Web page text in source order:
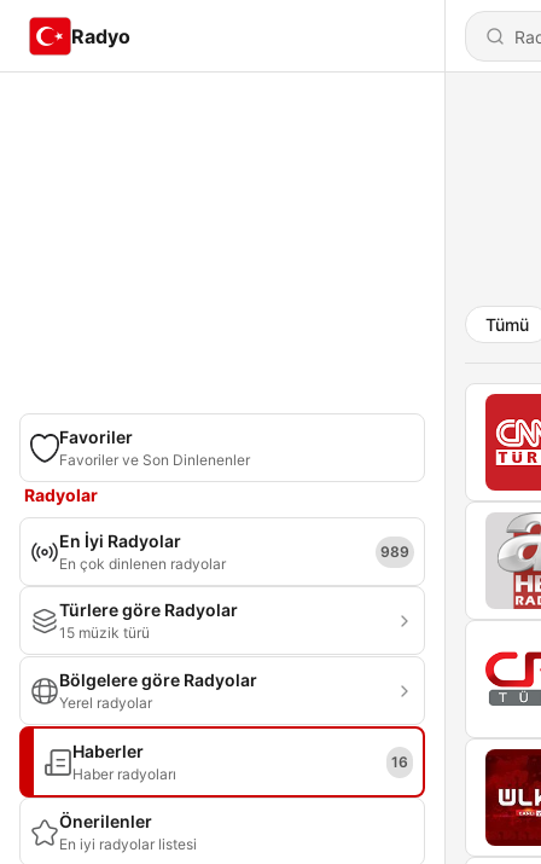
Radyo
Favoriler
Favoriler ve Son Dinlenenler
Radyolar
En İyi Radyolar
En çok dinlenen radyolar
989
Türlere göre Radyolar
15 müzik türü
Bölgelere göre Radyolar
Yerel radyolar
Haberler
Haber radyoları
16
Önerilenler
En iyi radyolar listesi
Tümü